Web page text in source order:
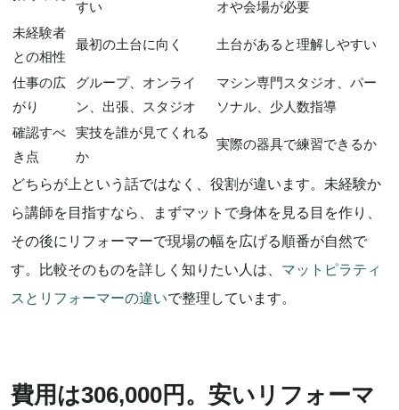
すい
オや会場が必要
未経験者
との相性
最初の土台に向く 土台があると理解しやすい
仕事の広
がり
グループ、オンライ
ン、出張、スタジオ
マシン専門スタジオ、パー
ソナル、少人数指導
確認すべ
き点
実技を誰が見てくれる
か
実際の器具で練習できるか
どちらが上という話ではなく、役割が違います。未経験か
ら講師を目指すなら、まずマットで身体を見る目を作り、
その後にリフォーマーで現場の幅を広げる順番が自然で
す。比較そのものを詳しく知りたい人は、 マットピラティ
スとリフォーマーの違いで整理しています。
費用は306,000円。安いリフォーマ